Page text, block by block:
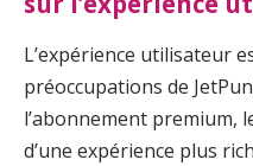
L’expérience utilisateur
préoccupations de
l’abonnement premium,
d’une expérience plus